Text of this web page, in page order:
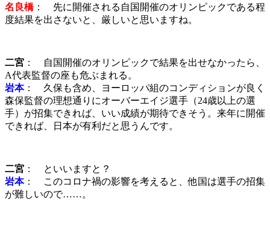
名良橋： 先に開催される自国開催のオリンピックである程
度結果を出さないと、厳しいと思いますね。
二宮 ： 自国開催のオリンピックで結果を出せなかったら、
A代表監督の座も危ぶまれる。
岩本： 久保も含め、ヨーロッパ組のコンディションが良く
森保監督の理想通りにオーバーエイジ選手（24歳以上の選
手）が招集できれば、いい成績が期待できそう。来年に開催
できれば、日本が有利だと思うんです。
二宮 ： といいますと？
岩本： このコロナ禍の影響を考えると、他国は選手の招集
が難しいので……。